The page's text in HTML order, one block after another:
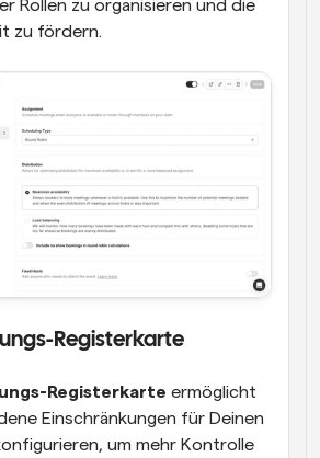
Rollen zu organisieren und die
zu fördern.
Registerkarte
Registerkarte ermöglicht
Einschränkungen für Deinen
um mehr Kontrolle